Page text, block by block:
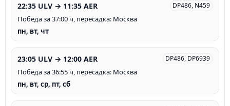
22:35 ULV → 11:35 AER DP486, N459
Победа за 37:00 ч, пересадка: Москва
пн, вт, чт
23:05 ULV → 12:00 AER DP486, DP6939
Победа за 36:55 ч, пересадка: Москва
пн, вт, ср, пт, сб